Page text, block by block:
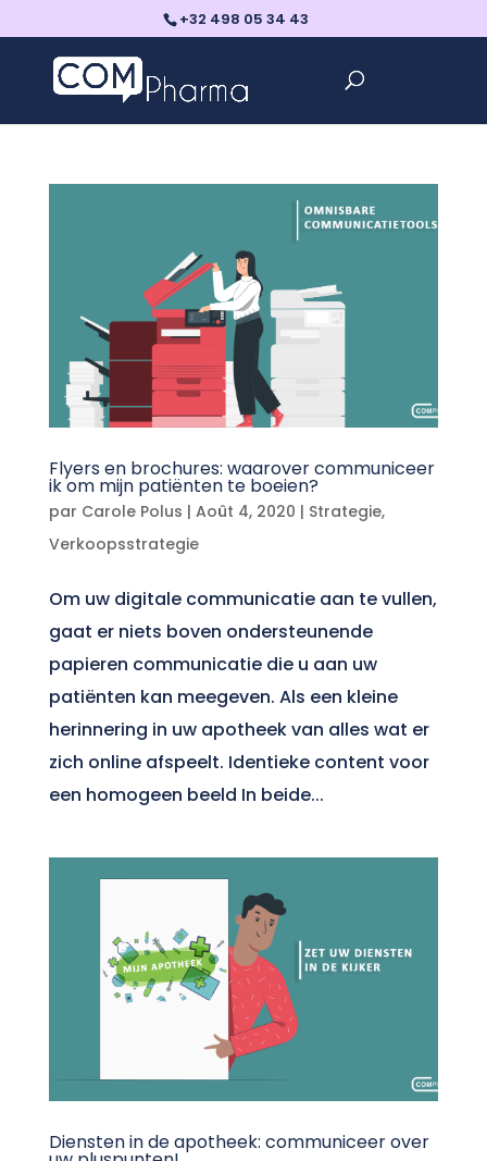
+32 498 05 34 43
Flyers en brochures: waarover communiceer
ik om mijn patiënten te boeien?
par Carole Polus | Août 4, 2020 | Strategie,
Verkoopsstrategie
Om uw digitale communicatie aan te vullen,
gaat er niets boven ondersteunende
papieren communicatie die u aan uw
patiënten kan meegeven. Als een kleine
herinnering in uw apotheek van alles wat er
zich online afspeelt. Identieke content voor
een homogeen beeld In beide...
Diensten in de apotheek: communiceer over